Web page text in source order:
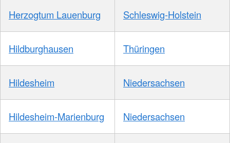
Herzogtum Lauenburg Schleswig-Holstein
Hildburghausen Thüringen
Hildesheim Niedersachsen
Hildesheim-Marienburg Niedersachsen